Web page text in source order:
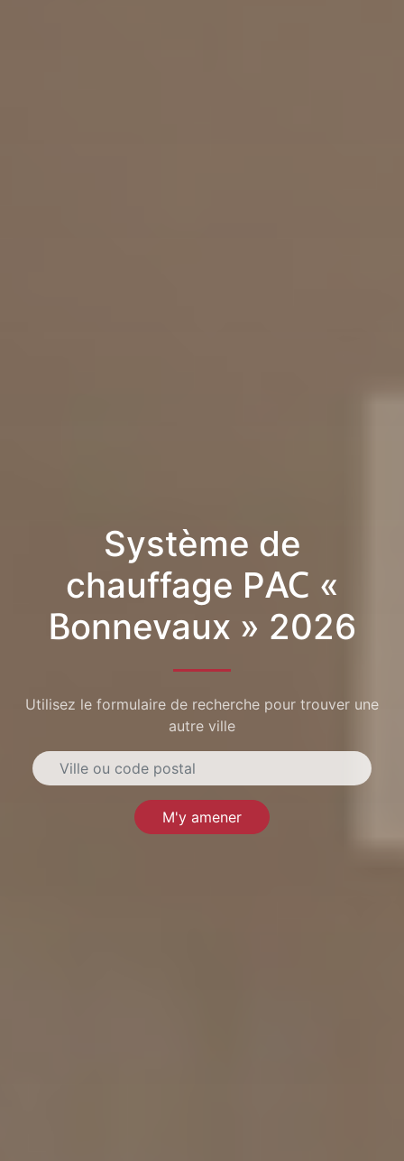
Système de
chauffage PAC «
Bonnevaux » 2026
Utilisez le formulaire de recherche pour trouver une
autre ville
M'y amener